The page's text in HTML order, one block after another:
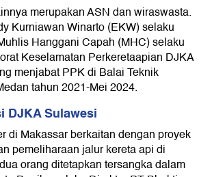
merupakan ASN dan wiraswasta.
Kurniawan Winarto (EKW) selaku
Hanggani Capah (MHC) selaku
Keselamatan Perkeretaapian DJKA
menjabat PPK di Balai Teknik
tahun 2021-Mei 2024.
DJKA Sulawesi
di Makassar berkaitan dengan proyek
pemeliharaan jalur kereta api di
orang ditetapkan tersangka dalam